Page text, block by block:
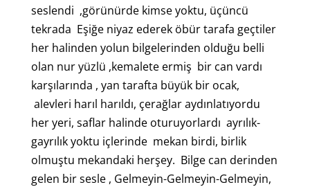
seslendi ,görünürde kimse yoktu, üçüncü
tekrada Eşiğe niyaz ederek öbür tarafa geçtiler
her halinden yolun bilgelerinden olduğu belli
olan nur yüzlü ,kemalete ermiş bir can vardı
karşılarında , yan tarafta büyük bir ocak,
alevleri harıl harıldı, çerağlar aydınlatıyordu
her yeri, saflar halinde oturuyorlardı ayrılık-
gayrılık yoktu içlerinde mekan birdi, birlik
olmuştu mekandaki herşey. Bilge can derinden
gelen bir sesle , Gelmeyin-Gelmeyin-Gelmeyin,